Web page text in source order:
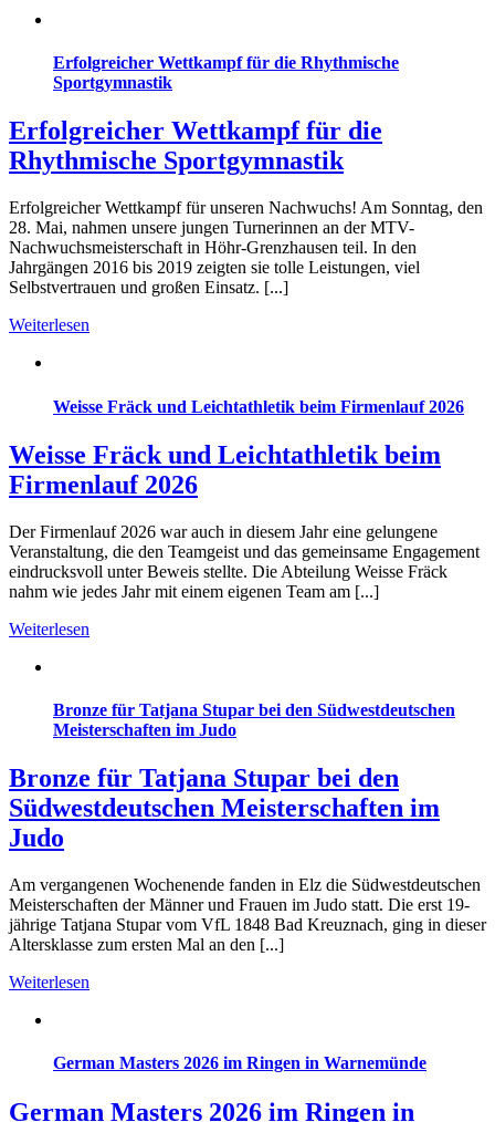
Erfolgreicher Wettkampf für die Rhythmische
Sportgymnastik
Erfolgreicher Wettkampf für die
Rhythmische Sportgymnastik
Erfolgreicher Wettkampf für unseren Nachwuchs! Am Sonntag, den
28. Mai, nahmen unsere jungen Turnerinnen an der MTV-
Nachwuchsmeisterschaft in Höhr-Grenzhausen teil. In den
Jahrgängen 2016 bis 2019 zeigten sie tolle Leistungen, viel
Selbstvertrauen und großen Einsatz. [...]
Weiterlesen
Weisse Fräck und Leichtathletik beim Firmenlauf 2026
Weisse Fräck und Leichtathletik beim
Firmenlauf 2026
Der Firmenlauf 2026 war auch in diesem Jahr eine gelungene
Veranstaltung, die den Teamgeist und das gemeinsame Engagement
eindrucksvoll unter Beweis stellte. Die Abteilung Weisse Fräck
nahm wie jedes Jahr mit einem eigenen Team am [...]
Weiterlesen
Bronze für Tatjana Stupar bei den Südwestdeutschen
Meisterschaften im Judo
Bronze für Tatjana Stupar bei den
Südwestdeutschen Meisterschaften im
Judo
Am vergangenen Wochenende fanden in Elz die Südwestdeutschen
Meisterschaften der Männer und Frauen im Judo statt. Die erst 19-
jährige Tatjana Stupar vom VfL 1848 Bad Kreuznach, ging in dieser
Altersklasse zum ersten Mal an den [...]
Weiterlesen
German Masters 2026 im Ringen in Warnemünde
German Masters 2026 im Ringen in